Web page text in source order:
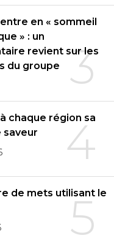
3
en « sommeil
» : un
revient sur les
du groupe
4
chaque région sa
5
de mets utilisant le